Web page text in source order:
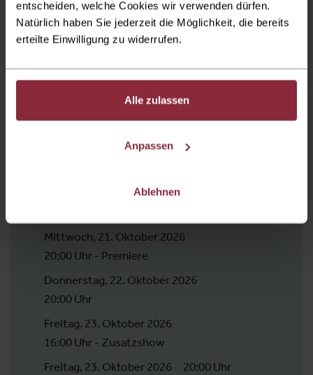
entscheiden, welche Cookies wir verwenden dürfen.
Natürlich haben Sie jederzeit die Möglichkeit, die bereits
erteilte Einwilligung zu widerrufen.
Alle zulassen
Anpassen
Ablehnen
Einlass Hauptfoyer
1,5 Stunden vor Eventbeginn
Mittwoch, 21. Oktober 2026
20:00 Uhr - Premiere
Donnerstag, 22. Oktober 2026
20:00 Uhr
Freitag, 23. Oktober 2026
16:00 Uhr - Zusatzshow
Freitag, 23. Oktober 2026
20:00 Uhr